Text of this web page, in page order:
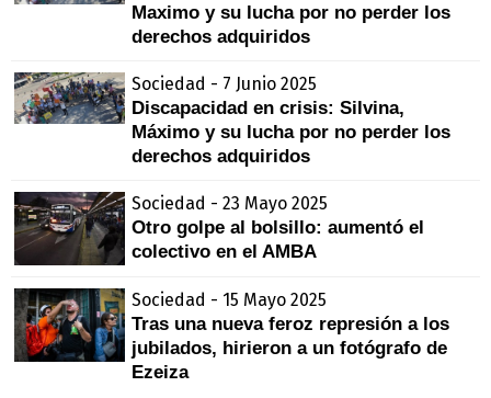
Maximo y su lucha por no perder los
derechos adquiridos
Sociedad - 7 Junio 2025
Discapacidad en crisis: Silvina,
Máximo y su lucha por no perder los
derechos adquiridos
Sociedad - 23 Mayo 2025
Otro golpe al bolsillo: aumentó el
colectivo en el AMBA
Sociedad - 15 Mayo 2025
Tras una nueva feroz represión a los
jubilados, hirieron a un fotógrafo de
Ezeiza